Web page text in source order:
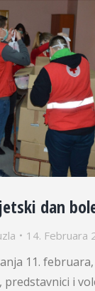
dan
14. Februara
11.
predstavnici i